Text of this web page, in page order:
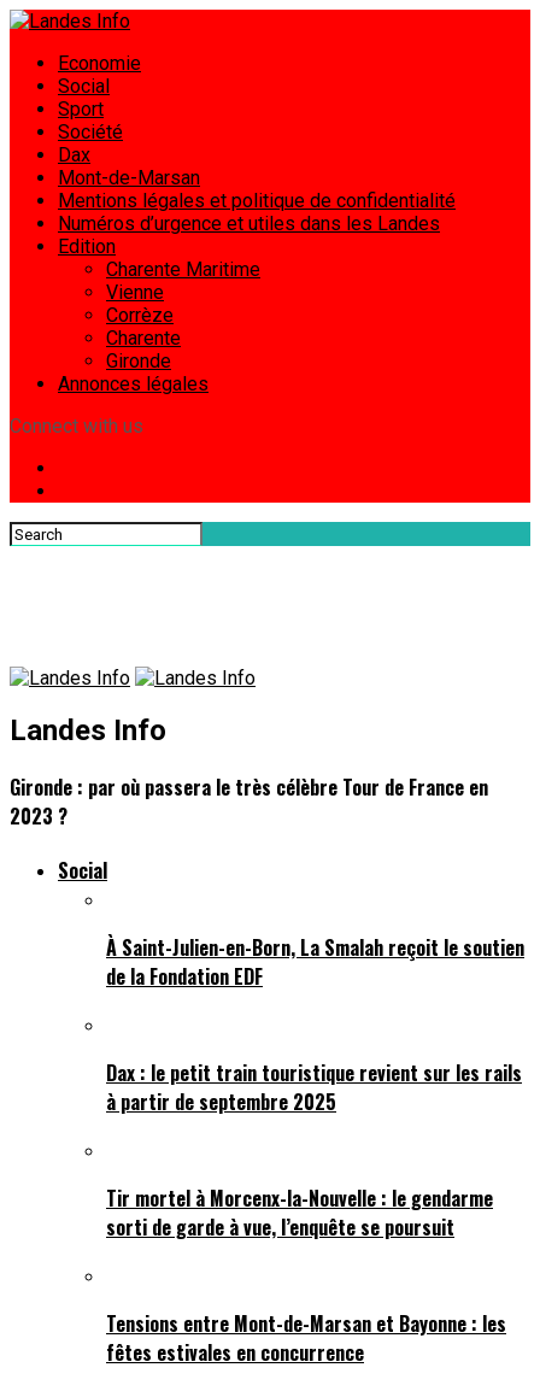
Economie
Social
Sport
Société
Dax
Mont-de-Marsan
Mentions légales et politique de confidentialité
Numéros d’urgence et utiles dans les Landes
Edition
Charente Maritime
Vienne
Corrèze
Charente
Gironde
Annonces légales
Connect with us
Landes Info
Gironde : par où passera le très célèbre Tour de France en
2023 ?
Social
À Saint-Julien-en-Born, La Smalah reçoit le soutien
de la Fondation EDF
Dax : le petit train touristique revient sur les rails
à partir de septembre 2025
Tir mortel à Morcenx-la-Nouvelle : le gendarme
sorti de garde à vue, l’enquête se poursuit
Tensions entre Mont-de-Marsan et Bayonne : les
fêtes estivales en concurrence